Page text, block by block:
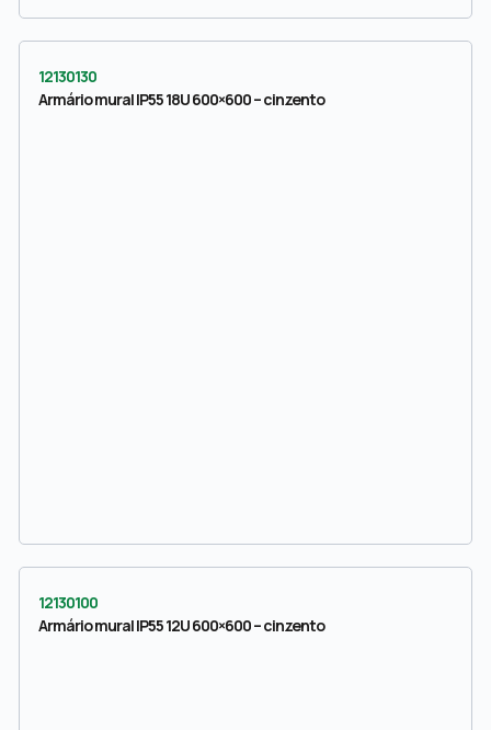
12130130
Armário mural IP55 18U 600×600 – cinzento
12130100
Armário mural IP55 12U 600×600 – cinzento